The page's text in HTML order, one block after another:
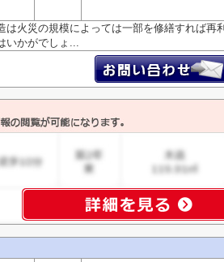
火災の規模によっては一部を修繕すれば再利
いかがでしょ...